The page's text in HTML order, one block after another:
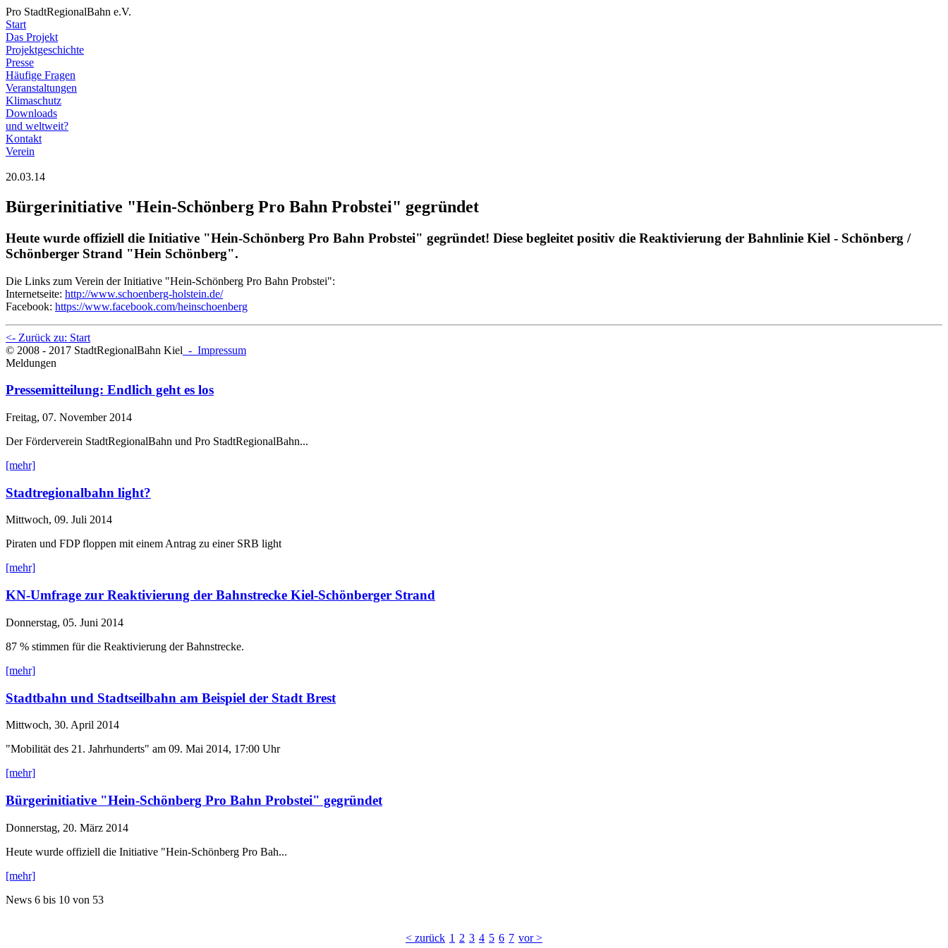
Pro StadtRegionalBahn e.V.
Start
Das Projekt
Projektgeschichte
Presse
Häufige Fragen
Veranstaltungen
Klimaschutz
Downloads
und weltweit?
Kontakt
Verein
20.03.14
Bürgerinitiative "Hein-Schönberg Pro Bahn Probstei" gegründet
Heute wurde offiziell die Initiative "Hein-Schönberg Pro Bahn Probstei" gegründet! Diese begleitet positiv die Reaktivierung der Bahnlinie Kiel - Schönberg /
Schönberger Strand "Hein Schönberg".
Die Links zum Verein der Initiative "Hein-Schönberg Pro Bahn Probstei":
Internetseite: http://www.schoenberg-holstein.de/
Facebook: https://www.facebook.com/heinschoenberg
<- Zurück zu: Start
© 2008 - 2017 StadtRegionalBahn Kiel - Impressum
Meldungen
Pressemitteilung: Endlich geht es los
Freitag, 07. November 2014
Der Förderverein StadtRegionalBahn und Pro StadtRegionalBahn...
[mehr]
Stadtregionalbahn light?
Mittwoch, 09. Juli 2014
Piraten und FDP floppen mit einem Antrag zu einer SRB light
[mehr]
KN-Umfrage zur Reaktivierung der Bahnstrecke Kiel-Schönberger Strand
Donnerstag, 05. Juni 2014
87 % stimmen für die Reaktivierung der Bahnstrecke.
[mehr]
Stadtbahn und Stadtseilbahn am Beispiel der Stadt Brest
Mittwoch, 30. April 2014
"Mobilität des 21. Jahrhunderts" am 09. Mai 2014, 17:00 Uhr
[mehr]
Bürgerinitiative "Hein-Schönberg Pro Bahn Probstei" gegründet
Donnerstag, 20. März 2014
Heute wurde offiziell die Initiative "Hein-Schönberg Pro Bah...
[mehr]
News 6 bis 10 von 53
< zurück 1 2 3 4 5 6 7 vor >